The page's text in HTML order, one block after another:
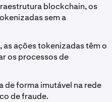
blockchain, os
sem a
ações tokenizadas têm o
os processos de
de forma imutável na rede
de fraude.